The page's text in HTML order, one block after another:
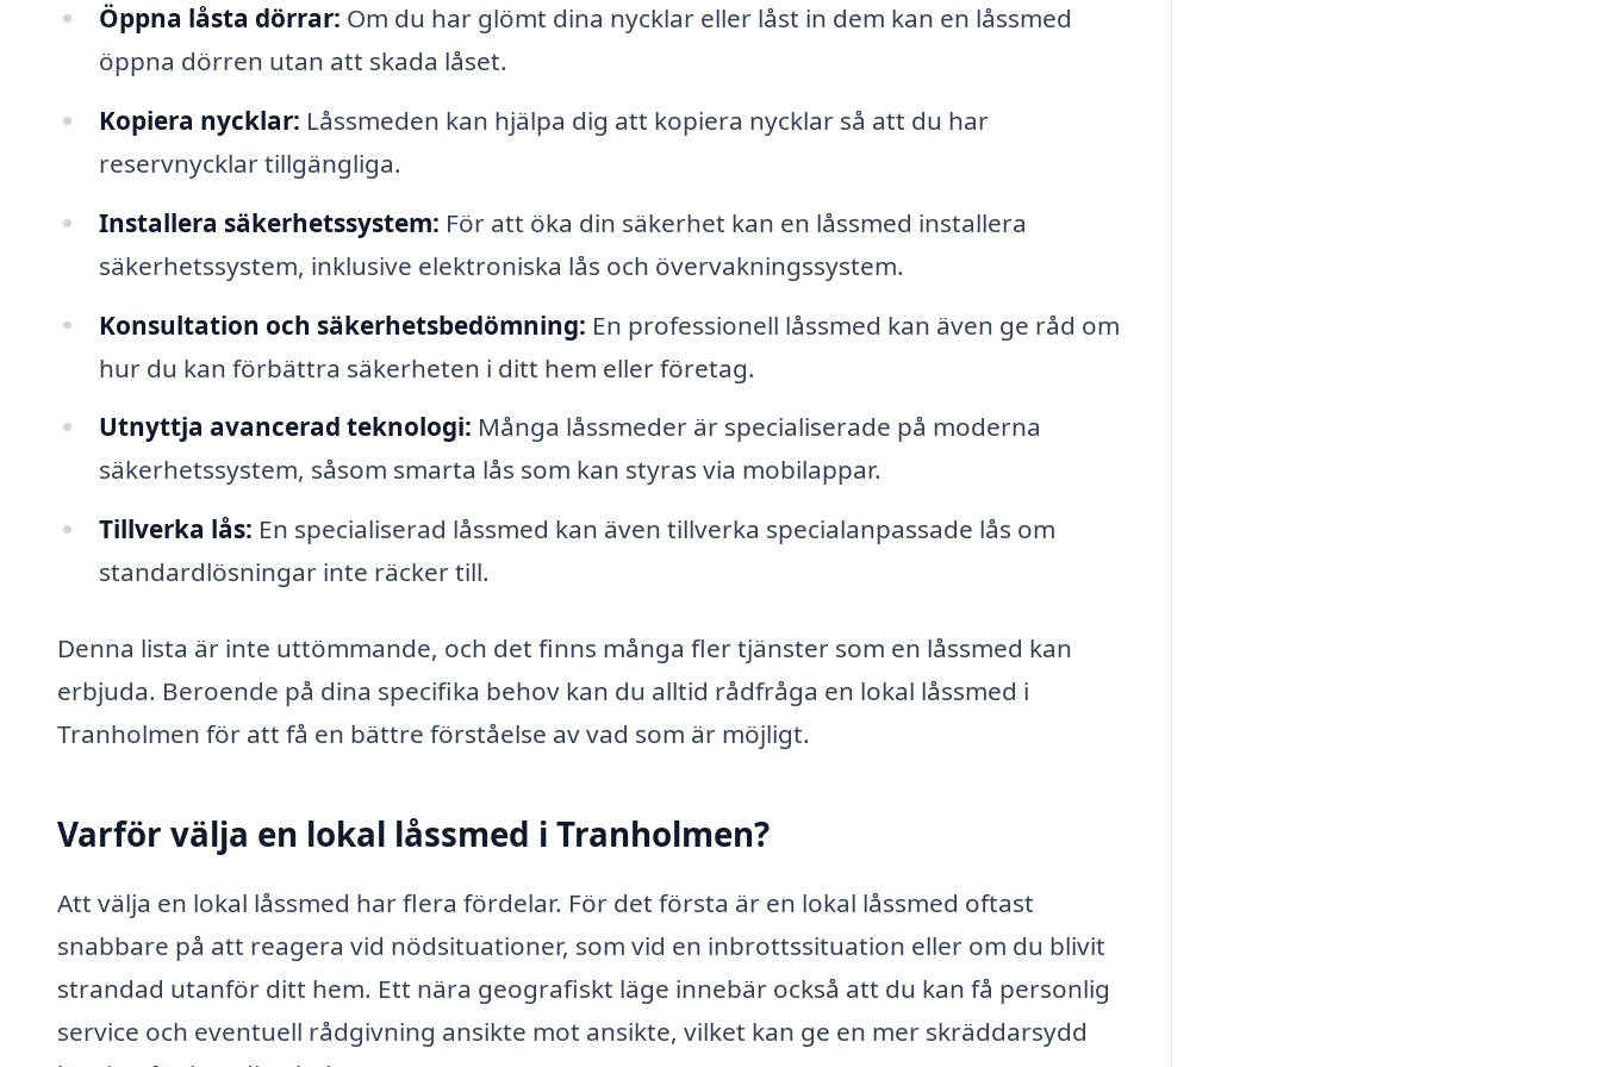
Öppna låsta dörrar: Om du har glömt dina nycklar eller låst in dem kan en låssmed
öppna dörren utan att skada låset.
Kopiera nycklar: Låssmeden kan hjälpa dig att kopiera nycklar så att du har
reservnycklar tillgängliga.
Installera säkerhetssystem: För att öka din säkerhet kan en låssmed installera
säkerhetssystem, inklusive elektroniska lås och övervakningssystem.
Konsultation och säkerhetsbedömning: En professionell låssmed kan även ge råd om
hur du kan förbättra säkerheten i ditt hem eller företag.
Utnyttja avancerad teknologi: Många låssmeder är specialiserade på moderna
säkerhetssystem, såsom smarta lås som kan styras via mobilappar.
Tillverka lås: En specialiserad låssmed kan även tillverka specialanpassade lås om
standardlösningar inte räcker till.
Denna lista är inte uttömmande, och det finns många fler tjänster som en låssmed kan
erbjuda. Beroende på dina specifika behov kan du alltid rådfråga en lokal låssmed i
Tranholmen för att få en bättre förståelse av vad som är möjligt.
Varför välja en lokal låssmed i Tranholmen?
Att välja en lokal låssmed har flera fördelar. För det första är en lokal låssmed oftast
snabbare på att reagera vid nödsituationer, som vid en inbrottssituation eller om du blivit
strandad utanför ditt hem. Ett nära geografiskt läge innebär också att du kan få personlig
service och eventuell rådgivning ansikte mot ansikte, vilket kan ge en mer skräddarsydd